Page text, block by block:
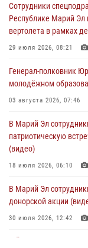
Центральная
образования 2 августа
02 августа 2026, 11:44
мировой войне 1914-
01 августа 2026, 11:42
Российской
01 августа 2026, 06:40
Сотрудники
Республике Марий Эл
вертолета в рамках
29 июля 2026, 08:21
Генерал-полковник
молодёжном
03 августа 2026, 07:46
В Марий Эл
патриотическую
(видео)
18 июля 2026, 06:10
В Марий Эл
донорской акции
30 июля 2026, 12:42